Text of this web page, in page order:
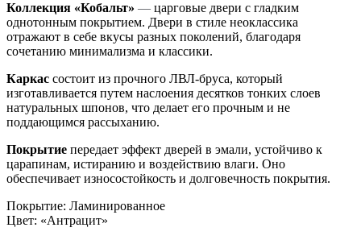
Коллекция «Кобальт» — царговые двери с гладким
однотонным покрытием. Двери в стиле неоклассика
отражают в себе вкусы разных поколений, благодаря
сочетанию минимализма и классики.
Каркас состоит из прочного ЛВЛ-бруса, который
изготавливается путем наслоения десятков тонких слоев
натуральных шпонов, что делает его прочным и не
поддающимся рассыханию.
Покрытие передает эффект дверей в эмали, устойчиво к
царапинам, истиранию и воздействию влаги. Оно
обеспечивает износостойкость и долговечность покрытия.
Покрытие: Ламинированное
Цвет: «Антрацит»